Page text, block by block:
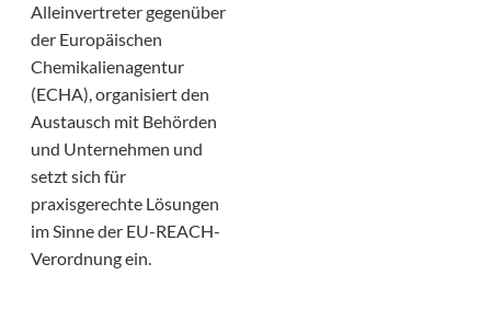
Alleinvertreter gegenüber
der Europäischen
Chemikalienagentur
(ECHA), organisiert den
Austausch mit Behörden
und Unternehmen und
setzt sich für
praxisgerechte Lösungen
im Sinne der EU-REACH-
Verordnung ein.